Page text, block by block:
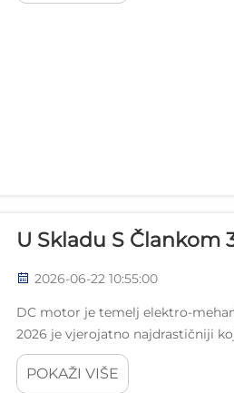
U Skladu S Člankom
2026-06-22 10:55:00
DC motor je temelj elektro-
2026 je vjerojatno najdrastičniji
porastom...
POKAŽI VIŠE